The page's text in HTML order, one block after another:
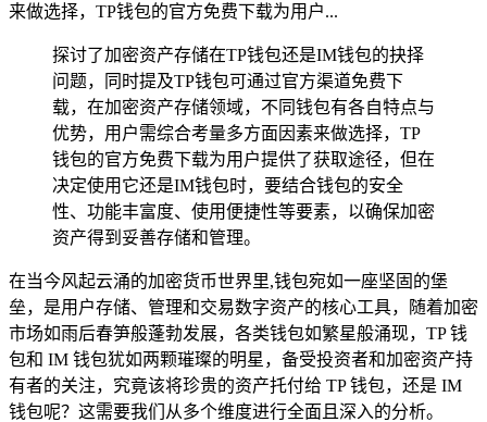
来做选择，TP钱包的官方免费下载为用户...
探讨了加密资产存储在TP钱包还是IM钱包的抉择
问题，同时提及TP钱包可通过官方渠道免费下
载，在加密资产存储领域，不同钱包有各自特点与
优势，用户需综合考量多方面因素来做选择，TP
钱包的官方免费下载为用户提供了获取途径，但在
决定使用它还是IM钱包时，要结合钱包的安全
性、功能丰富度、使用便捷性等要素，以确保加密
资产得到妥善存储和管理。
在当今风起云涌的加密货币世界里,钱包宛如一座坚固的堡
垒，是用户存储、管理和交易数字资产的核心工具，随着加密
市场如雨后春笋般蓬勃发展，各类钱包如繁星般涌现，TP 钱
包和 IM 钱包犹如两颗璀璨的明星，备受投资者和加密资产持
有者的关注，究竟该将珍贵的资产托付给 TP 钱包，还是 IM
钱包呢？这需要我们从多个维度进行全面且深入的分析。